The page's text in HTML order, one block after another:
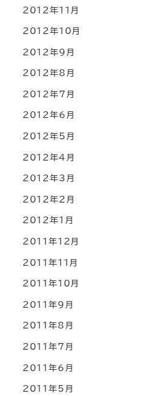
2012年11月
2012年10月
2012年9月
2012年8月
2012年7月
2012年6月
2012年5月
2012年4月
2012年3月
2012年2月
2012年1月
2011年12月
2011年11月
2011年10月
2011年9月
2011年8月
2011年7月
2011年6月
2011年5月